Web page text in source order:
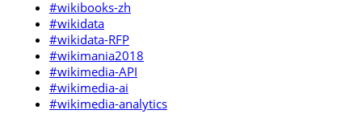
#wikibooks-zh
#wikidata
#wikidata-RFP
#wikimania2018
#wikimedia-API
#wikimedia-ai
#wikimedia-analytics